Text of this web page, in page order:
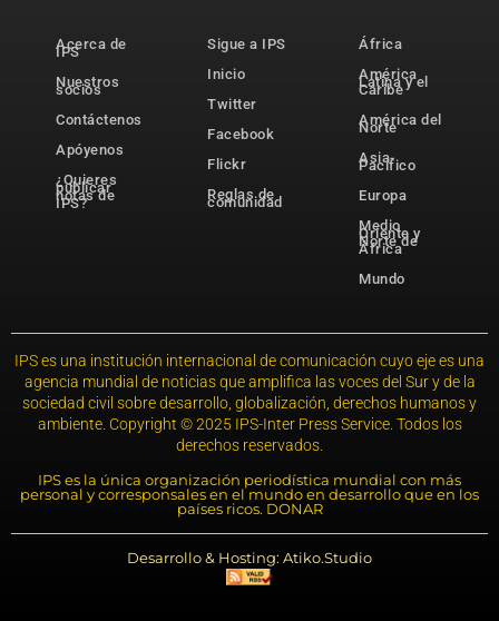
Acerca de
IPS
Nuestros
socios
Contáctenos
Apóyenos
¿Quieres
publicar
notas de
IPS?
Sigue a IPS
Inicio
Twitter
Facebook
Flickr
Reglas de
comunidad
África
América
Latina y el
Caribe
América del
Norte
Asia-
Pacífico
Europa
Medio
Oriente y
Norte de
África
Mundo
IPS es una institución internacional de comunicación cuyo eje es una
agencia mundial de noticias que amplifica las voces del Sur y de la
sociedad civil sobre desarrollo, globalización, derechos humanos y
ambiente. Copyright © 2025 IPS-Inter Press Service. Todos los
derechos reservados.
IPS es la única organización periodística mundial con más
personal y corresponsales en el mundo en desarrollo que en los
países ricos. DONAR
Desarrollo & Hosting: Atiko.Studio